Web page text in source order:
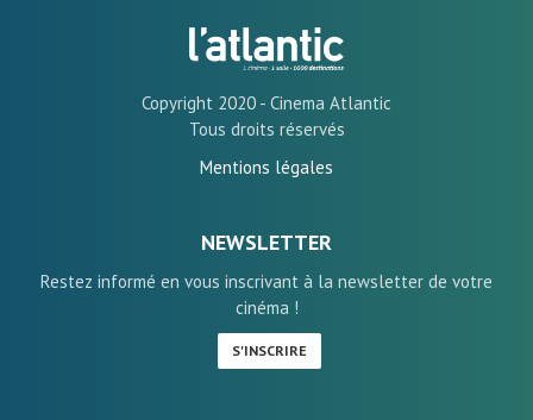
Copyright 2020 - Cinema Atlantic
Tous droits réservés
Mentions légales
NEWSLETTER
Restez informé en vous inscrivant à la newsletter de votre
cinéma !
S'INSCRIRE